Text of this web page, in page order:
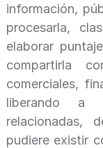
información,
procesarla,
elaborar
compartirla
comerciales,
liberando a
relacionadas,
pudiere existir